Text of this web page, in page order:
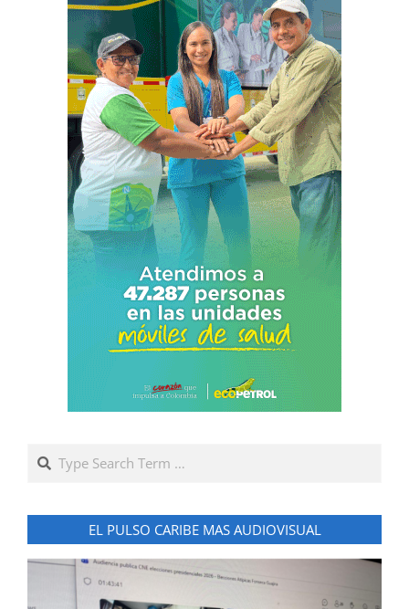
Search
EL PULSO CARIBE MAS AUDIOVISUAL